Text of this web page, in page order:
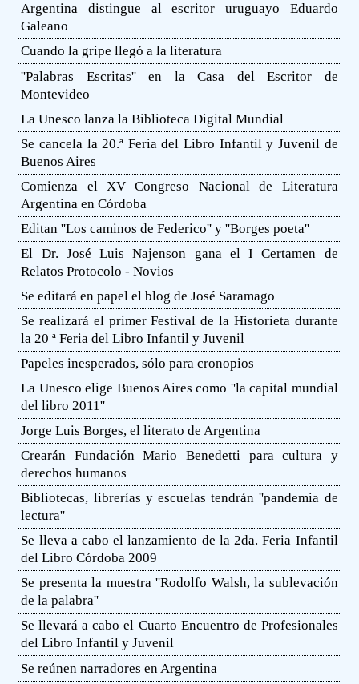
Argentina distingue al escritor uruguayo Eduardo
Galeano
Cuando la gripe llegó a la literatura
''Palabras Escritas'' en la Casa del Escritor de
Montevideo
La Unesco lanza la Biblioteca Digital Mundial
Se cancela la 20.ª Feria del Libro Infantil y Juvenil de
Buenos Aires
Comienza el XV Congreso Nacional de Literatura
Argentina en Córdoba
Editan ''Los caminos de Federico'' y ''Borges poeta''
El Dr. José Luis Najenson gana el I Certamen de
Relatos Protocolo - Novios
Se editará en papel el blog de José Saramago
Se realizará el primer Festival de la Historieta durante
la 20 ª Feria del Libro Infantil y Juvenil
Papeles inesperados, sólo para cronopios
La Unesco elige Buenos Aires como ''la capital mundial
del libro 2011''
Jorge Luis Borges, el literato de Argentina
Crearán Fundación Mario Benedetti para cultura y
derechos humanos
Bibliotecas, librerías y escuelas tendrán ''pandemia de
lectura''
Se lleva a cabo el lanzamiento de la 2da. Feria Infantil
del Libro Córdoba 2009
Se presenta la muestra ''Rodolfo Walsh, la sublevación
de la palabra''
Se llevará a cabo el Cuarto Encuentro de Profesionales
del Libro Infantil y Juvenil
Se reúnen narradores en Argentina